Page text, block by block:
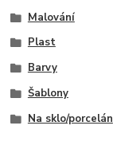
Malování
Plast
Barvy
Šablony
Na sklo/porcelán